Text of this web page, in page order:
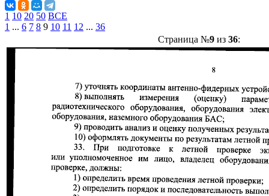
1 10 20 50 ВСЕ
1 ... 6 7 8 9 10 11 12 ... 36
Страница №9из 36: